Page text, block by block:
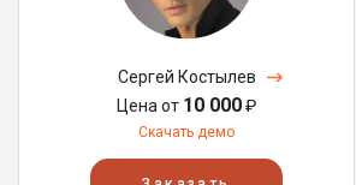
Сергей Костылев
Цена от 10 000₽
Скачать демо